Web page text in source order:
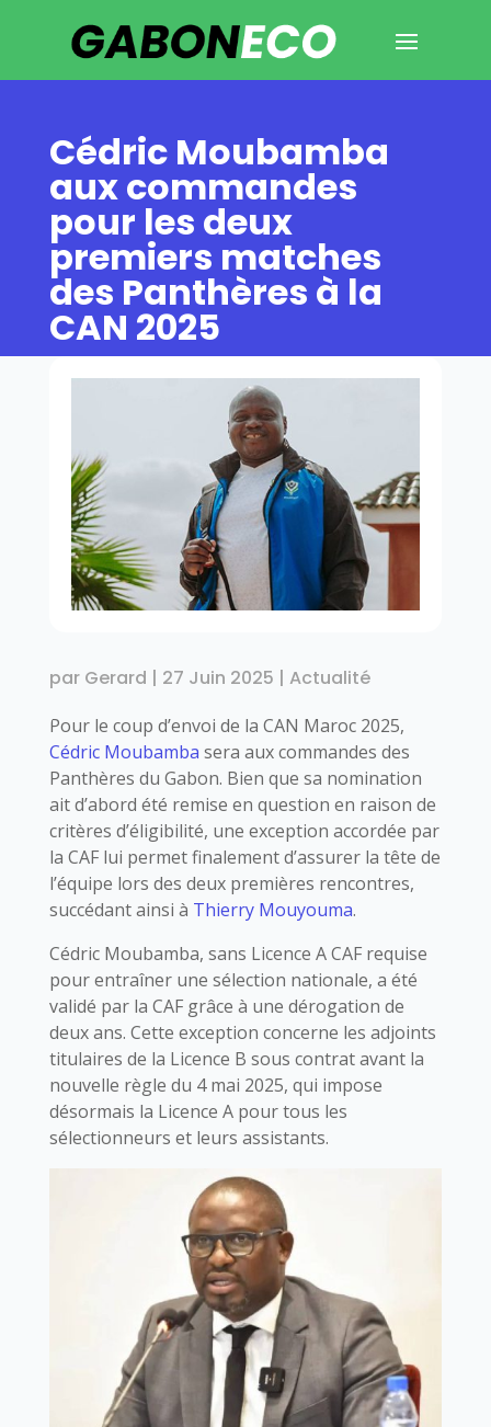
Cédric Moubamba
aux commandes
pour les deux
premiers matches
des Panthères à la
CAN 2025
par Gerard | 27 Juin 2025 | Actualité
Pour le coup d’envoi de la CAN Maroc 2025,
Cédric Moubamba sera aux commandes des
Panthères du Gabon. Bien que sa nomination
ait d’abord été remise en question en raison de
critères d’éligibilité, une exception accordée par
la CAF lui permet finalement d’assurer la tête de
l’équipe lors des deux premières rencontres,
succédant ainsi à Thierry Mouyouma.
Cédric Moubamba, sans Licence A CAF requise
pour entraîner une sélection nationale, a été
validé par la CAF grâce à une dérogation de
deux ans. Cette exception concerne les adjoints
titulaires de la Licence B sous contrat avant la
nouvelle règle du 4 mai 2025, qui impose
désormais la Licence A pour tous les
sélectionneurs et leurs assistants.